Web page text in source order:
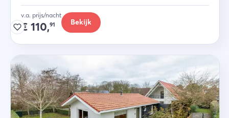
v.a. prijs/nacht
€ 110,91 Bekijk